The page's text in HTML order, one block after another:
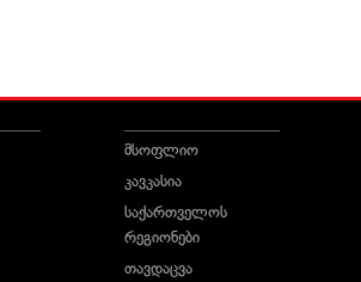
მსოფლიო
კავკასია
საქართველოს
რეგიონები
თავდაცვა